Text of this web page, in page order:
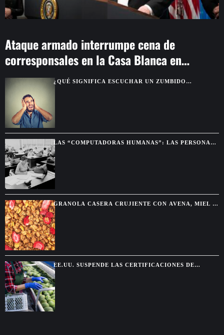
Ataque armado interrumpe cena de
corresponsales en la Casa Blanca en
Washington¿QUÉ SIGNIFICA ESCUCHAR UN ZUMBIDO
LAS “COMPUTADORAS HUMANAS”: LAS PERSONAS
QUE HACÍAN LOS CÁLCULOS ANTES DE LAS
COMPUTADORAS
GRANOLA CASERA CRUJIENTE CON AVENA, MIEL Y
FRUTOS SECOS
EE.UU. SUSPENDE LAS CERTIFICACIONES DE
AGUACATE EN MICHOACÁN POR UNA AMENAZA DE
SEGURIDAD